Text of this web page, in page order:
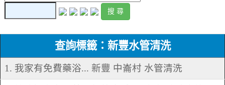
查詢標籤：新豐水管清洗
1. 我家有免費藥浴... 新豐 中崙村 水管清洗